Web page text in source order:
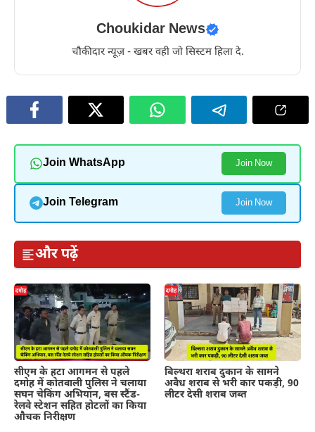
Choukidar News
चौकीदार न्यूज़ - खबर वही जो सिस्टम हिला दे.
Join WhatsApp Join Now
Join Telegram Join Now
और पढ़ें
सीएम के हटा आगमन से पहले
दमोह में कोतवाली पुलिस ने चलाया
सघन चेकिंग अभियान, बस स्टैंड-
रेलवे स्टेशन सहित होटलों का किया
औचक निरीक्षण
बिल्थरा शराब दुकान के सामने
अवैध शराब से भरी कार पकड़ी, 90
लीटर देसी शराब जब्त